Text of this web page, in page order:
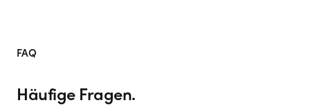
FAQ
Häufige Fragen.